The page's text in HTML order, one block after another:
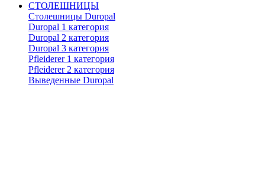
СТОЛЕШНИЦЫ
Столешницы Duropal
Duropal 1 категория
Duropal 2 категория
Duropal 3 категория
Pfleiderer 1 категория
Pfleiderer 2 категория
Выведенные Duropal